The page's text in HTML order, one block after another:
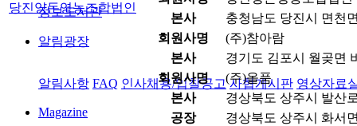
정보도서관
알림광장
알림사항 FAQ 인사채용/입찰공고 사협게시판 영상자료
Magazine
당진양돈영농조합법인
본사
충청남도 당진시 면천
회원사명
(주)참아람
본사
경기도 김포시 월곶면
회원사명
(주)올품
본사
경상북도 상주시 발산
공장
경상북도 상주시 화서